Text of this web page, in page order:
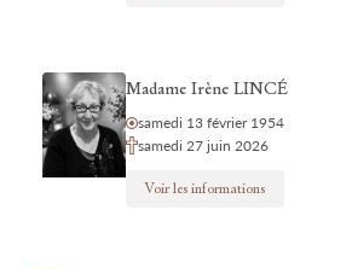
Madame Irène LINCÉ
samedi 13 février 1954
samedi 27 juin 2026
Voir les informations